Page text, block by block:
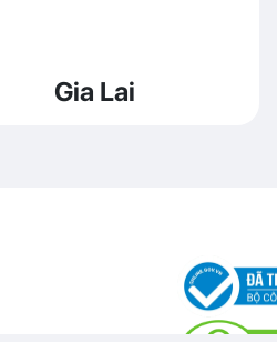
Gia Lai